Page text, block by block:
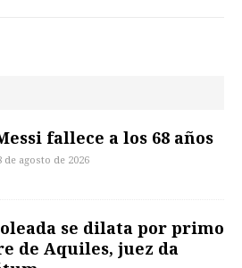
fallece a los 68 años
de agosto de 2026
se dilata por primo
de Aquiles, juez da